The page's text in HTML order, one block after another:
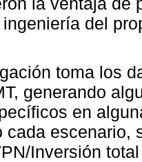
del
toma los
generando
en
cada escenario,
Inversión